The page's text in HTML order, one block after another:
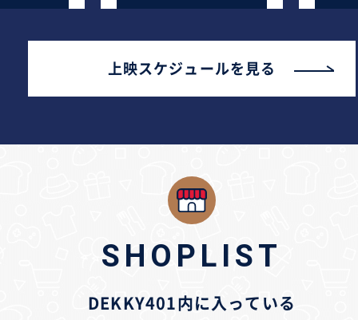
上映スケジュールを見る
SHOPLIST
DEKKY401内に入っている